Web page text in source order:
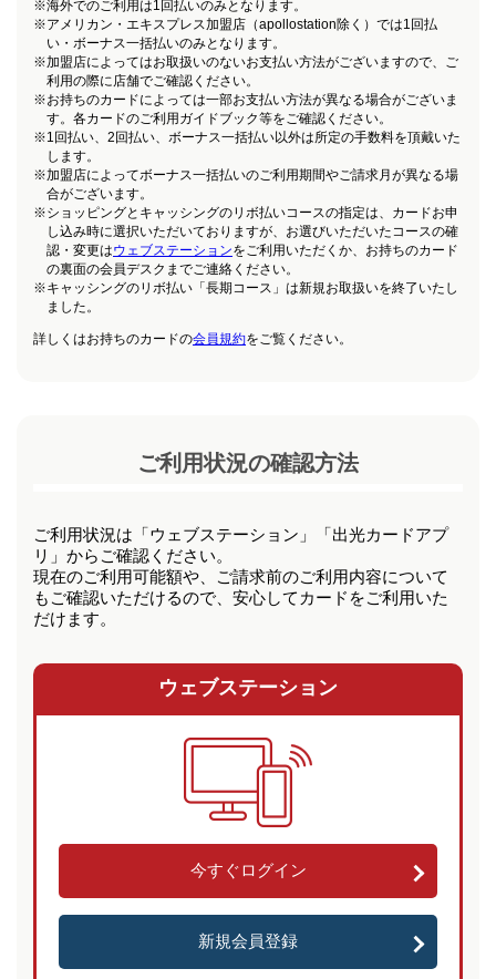
※海外でのご利用は1回払いのみとなります。
※アメリカン・エキスプレス加盟店（apollostation除く）では1回払
い・ボーナス一括払いのみとなります。
※加盟店によってはお取扱いのないお支払い方法がございますので、ご
利用の際に店舗でご確認ください。
※お持ちのカードによっては一部お支払い方法が異なる場合がございま
す。各カードのご利用ガイドブック等をご確認ください。
※1回払い、2回払い、ボーナス一括払い以外は所定の手数料を頂戴いた
します。
※加盟店によってボーナス一括払いのご利用期間やご請求月が異なる場
合がございます。
※ショッピングとキャッシングのリボ払いコースの指定は、カードお申
し込み時に選択いただいておりますが、お選びいただいたコースの確
認・変更はウェブステーションをご利用いただくか、お持ちのカード
の裏面の会員デスクまでご連絡ください。
※キャッシングのリボ払い「長期コース」は新規お取扱いを終了いたし
ました。
詳しくはお持ちのカードの会員規約をご覧ください。
ご利用状況の確認方法
ご利用状況は「ウェブステーション」「出光カードアプ
リ」からご確認ください。
現在のご利用可能額や、ご請求前のご利用内容について
もご確認いただけるので、安心してカードをご利用いた
だけます。
ウェブステーション
今すぐログイン
新規会員登録